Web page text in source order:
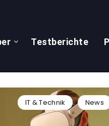
Testberichte
IT & Technik News